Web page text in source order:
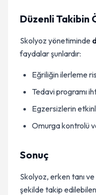
Düzenli Takibin
Skolyoz yönetiminde
faydalar şunlardır:
Eğriliğin ilerleme
Tedavi programı
Egzersizlerin
Omurga kontrolü
Sonuç
Skolyoz, erken tanı
şekilde takip edilebilen